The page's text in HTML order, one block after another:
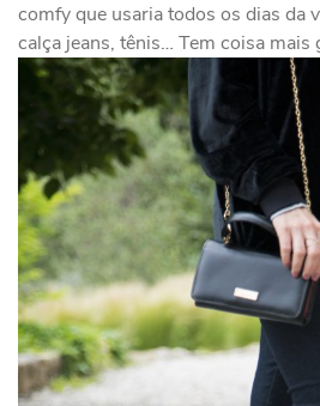
comfy que usaria todos os dias da
calça jeans, tênis… Tem coisa mais